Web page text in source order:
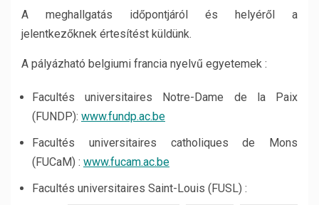
A meghallgatás időpontjáról és helyéről a
jelentkezőknek értesítést küldünk.
A pályázható belgiumi francia nyelvű egyetemek :
Facultés universitaires Notre-Dame de la Paix
(FUNDP): www.fundp.ac.be
Facultés universitaires catholiques de Mons
(FUCaM) : www.fucam.ac.be
Facultés universitaires Saint-Louis (FUSL) :